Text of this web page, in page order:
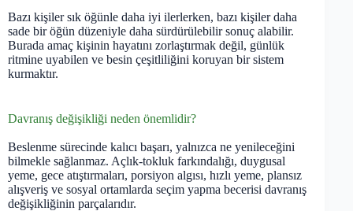
Bazı kişiler sık öğünle daha iyi ilerlerken, bazı kişiler daha
sade bir öğün düzeniyle daha sürdürülebilir sonuç alabilir.
Burada amaç kişinin hayatını zorlaştırmak değil, günlük
ritmine uyabilen ve besin çeşitliliğini koruyan bir sistem
kurmaktır.
Davranış değişikliği neden önemlidir?
Beslenme sürecinde kalıcı başarı, yalnızca ne yenileceğini
bilmekle sağlanmaz. Açlık-tokluk farkındalığı, duygusal
yeme, gece atıştırmaları, porsiyon algısı, hızlı yeme, plansız
alışveriş ve sosyal ortamlarda seçim yapma becerisi davranış
değişikliğinin parçalarıdır.